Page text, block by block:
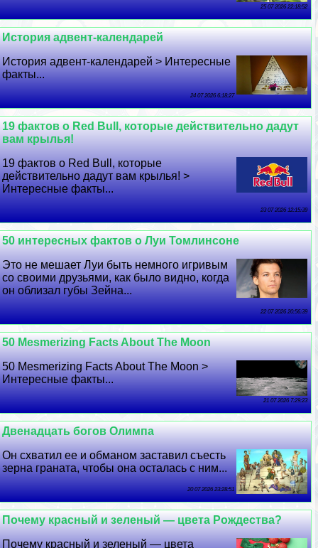
25 07 2026 22:18:52
История адвент-календарей
История адвент-календарей > Интересные
факты...
24 07 2026 6:18:27
19 фактов о Red Bull, которые действительно дадут
вам крылья!
19 фактов о Red Bull, которые
действительно дадут вам крылья! >
Интересные факты...
23 07 2026 12:15:39
50 интересных фактов о Луи Томлинсоне
Это не мешает Луи быть немного игривым
со своими друзьями, как было видно, когда
он облизал губы Зейна...
22 07 2026 20:56:39
50 Mesmerizing Facts About The Moon
50 Mesmerizing Facts About The Moon >
Интересные факты...
21 07 2026 7:29:23
Двенадцать богов Олимпа
Он схватил ее и обманом заставил съесть
зерна граната, чтобы она осталась с ним...
20 07 2026 23:28:51
Почему красный и зеленый — цвета Рождества?
Почему красный и зеленый — цвета